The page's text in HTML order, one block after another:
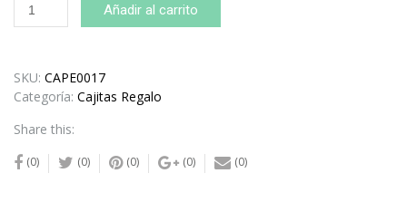
Premium
cantidad
Añadir al carrito
SKU: CAPE0017
Categoría: Cajitas Regalo
Share this:
(0) (0) (0) (0) (0)